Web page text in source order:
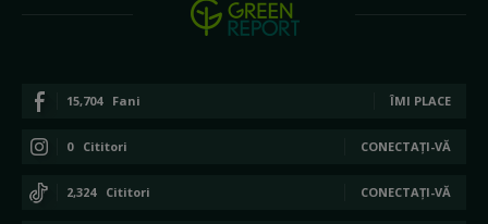
15,704 Fani ÎMI PLACE
0 Cititori CONECTAȚI-VĂ
2,324 Cititori CONECTAȚI-VĂ